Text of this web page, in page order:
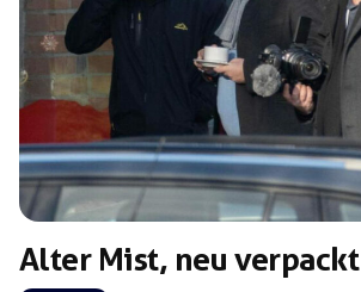
Schlagwörter:
Wolfgang Hübner
Alter Mist, neu verpackt